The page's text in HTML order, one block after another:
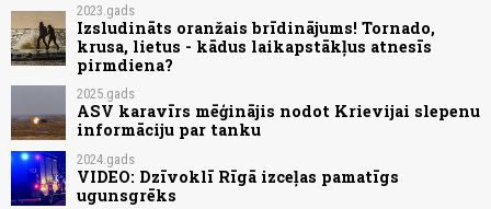
2023.gads
Izsludināts oranžais brīdinājums! Tornado,
krusa, lietus - kādus laikapstākļus atnesīs
pirmdiena?
2025.gads
ASV karavīrs mēģinājis nodot Krievijai slepenu
informāciju par tanku
2024.gads
VIDEO: Dzīvoklī Rīgā izceļas pamatīgs
ugunsgrēks